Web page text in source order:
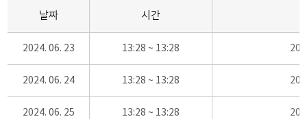
날짜 시간
2024. 06. 23 13:28 ~ 13:28
2024. 06. 24 13:28 ~ 13:28
2024. 06. 25 13:28 ~ 13:28